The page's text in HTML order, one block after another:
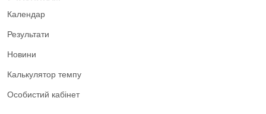
Календар
Результати
Новини
Калькулятор темпу
Особистий кабінет